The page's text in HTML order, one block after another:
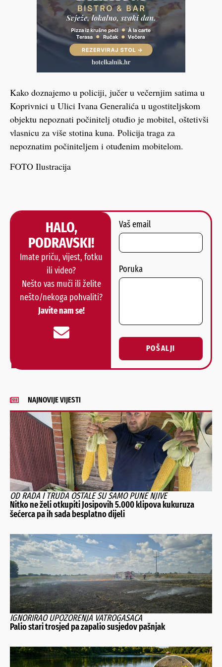
Kako doznajemo u policiji, jučer u večernjim satima u
Koprivnici u Ulici Ivana Generalića u ugostiteljskom
objektu nepoznati počinitelj otuđio je mobitel, oštetivši
vlasnicu za više stotina kuna. Policija traga za
nepoznatim počiniteljem i otuđenim mobitelom.
FOTO Ilustracija
HALO,
PODRAVSKI!
Imate priču, vijest, fotku
ili video?
Nešto vas muči ili želite
nešto/nekoga pohvaliti?
Javite nam se!
Vaš email
Poruka
POŠALJI
Alternative:
NAJNOVIJE VIJESTI
OD RADA I TRUDA OSTALE SU SAMO PUNE NJIVE
Nitko ne želi otkupiti Josipovih 5.000 klipova kukuruza
šećerca pa ih sada besplatno dijeli
IGNORIRAO UPOZORENJA VATROGASACA
Palio stari trosjed pa zapalio susjedov pašnjak